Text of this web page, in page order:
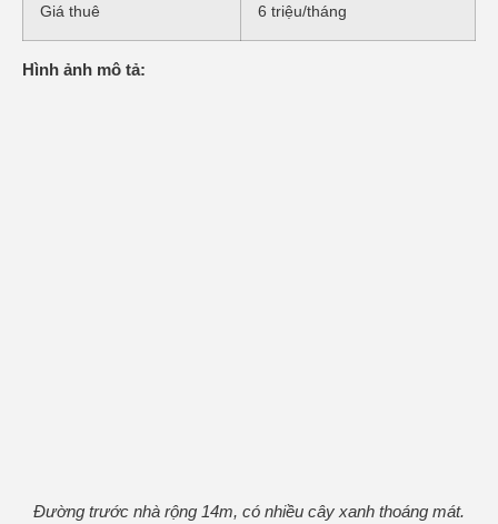
Giá thuê 6 triệu/tháng
Hình ảnh mô tả:
Đường trước nhà rộng 14m, có nhiều cây xanh thoáng mát.